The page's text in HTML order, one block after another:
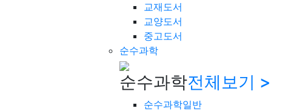
교재도서
교양도서
중고도서
순수과학
순수과학전체보기 >
순수과학일반